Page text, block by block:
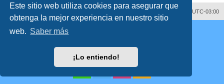
Este sitio web utiliza cookies para asegurar que
obtenga la mejor experiencia en nuestro sitio
web. Saber más
¡Lo entiendo!
Todos los horarios son UTC-03:00
Borrar cookies
Desarrollado por
® Forum Software © phpBB Limited
Traducción al español porphpBB España
Condiciones